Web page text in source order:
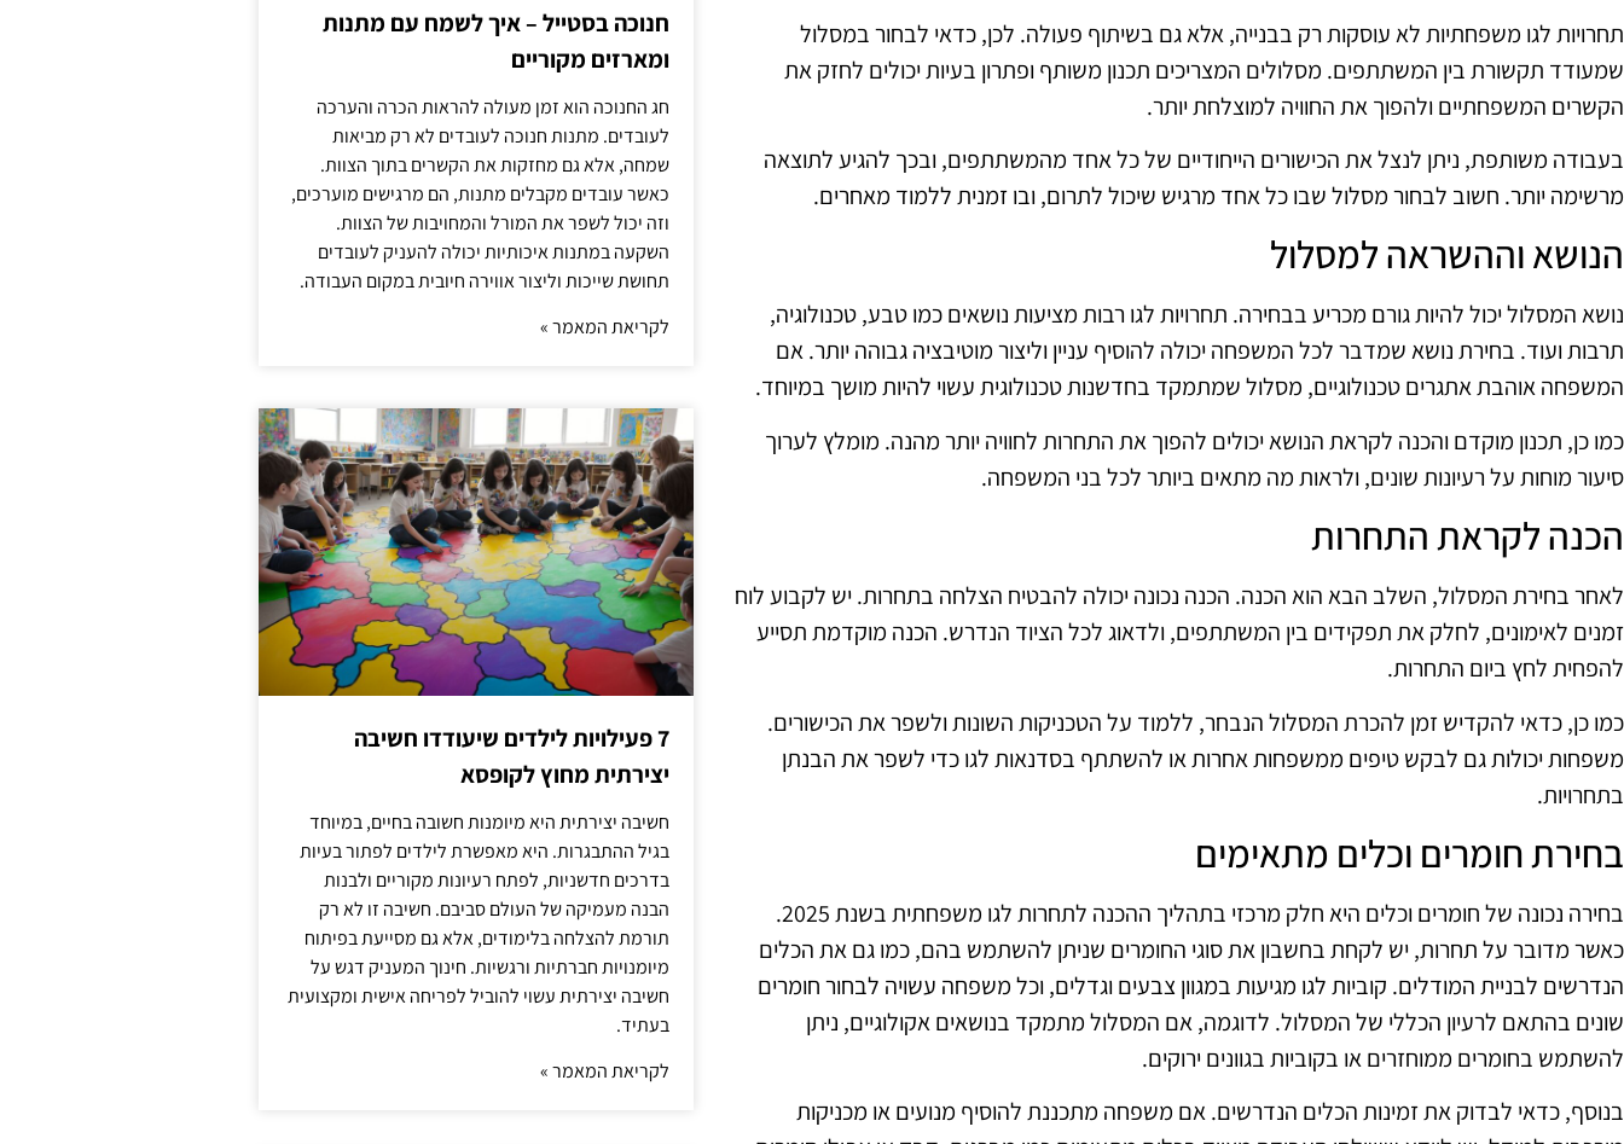
תחרויות לגו משפחתיות לא עוסקות רק בבנייה, אלא גם בשיתוף פעולה. לכן, כדאי לבחור במסלול
שמעודד תקשורת בין המשתתפים. מסלולים המצריכים תכנון משותף ופתרון בעיות יכולים לחזק את
הקשרים המשפחתיים ולהפוך את החוויה למוצלחת יותר.
בעבודה משותפת, ניתן לנצל את הכישורים הייחודיים של כל אחד מהמשתתפים, ובכך להגיע לתוצאה
מרשימה יותר. חשוב לבחור מסלול שבו כל אחד מרגיש שיכול לתרום, ובו זמנית ללמוד מאחרים.
הנושא וההשראה למסלול
נושא המסלול יכול להיות גורם מכריע בבחירה. תחרויות לגו רבות מציעות נושאים כמו טבע, טכנולוגיה,
תרבות ועוד. בחירת נושא שמדבר לכל המשפחה יכולה להוסיף עניין וליצור מוטיבציה גבוהה יותר. אם
המשפחה אוהבת אתגרים טכנולוגיים, מסלול שמתמקד בחדשנות טכנולוגית עשוי להיות מושך במיוחד.
כמו כן, תכנון מוקדם והכנה לקראת הנושא יכולים להפוך את התחרות לחוויה יותר מהנה. מומלץ לערוך
סיעור מוחות על רעיונות שונים, ולראות מה מתאים ביותר לכל בני המשפחה.
הכנה לקראת התחרות
לאחר בחירת המסלול, השלב הבא הוא הכנה. הכנה נכונה יכולה להבטיח הצלחה בתחרות. יש לקבוע לוח
זמנים לאימונים, לחלק את תפקידים בין המשתתפים, ולדאוג לכל הציוד הנדרש. הכנה מוקדמת תסייע
להפחית לחץ ביום התחרות.
כמו כן, כדאי להקדיש זמן להכרת המסלול הנבחר, ללמוד על הטכניקות השונות ולשפר את הכישורים.
משפחות יכולות גם לבקש טיפים ממשפחות אחרות או להשתתף בסדנאות לגו כדי לשפר את הבנתן
בתחרויות.
בחירת חומרים וכלים מתאימים
בחירה נכונה של חומרים וכלים היא חלק מרכזי בתהליך ההכנה לתחרות לגו משפחתית בשנת 2025.
כאשר מדובר על תחרות, יש לקחת בחשבון את סוגי החומרים שניתן להשתמש בהם, כמו גם את הכלים
הנדרשים לבניית המודלים. קוביות לגו מגיעות במגוון צבעים וגדלים, וכל משפחה עשויה לבחור חומרים
שונים בהתאם לרעיון הכללי של המסלול. לדוגמה, אם המסלול מתמקד בנושאים אקולוגיים, ניתן
להשתמש בחומרים ממוחזרים או בקוביות בגוונים ירוקים.
בנוסף, כדאי לבדוק את זמינות הכלים הנדרשים. אם משפחה מתכננת להוסיף מנועים או מכניקות
חנוכה בסטייל – איך לשמח עם מתנות
ומארזים מקוריים
חג החנוכה הוא זמן מעולה להראות הכרה והערכה
לעובדים. מתנות חנוכה לעובדים לא רק מביאות
שמחה, אלא גם מחזקות את הקשרים בתוך הצוות.
כאשר עובדים מקבלים מתנות, הם מרגישים מוערכים,
וזה יכול לשפר את המורל והמחויבות של הצוות.
השקעה במתנות איכותיות יכולה להעניק לעובדים
תחושת שייכות וליצור אווירה חיובית במקום העבודה.
לקריאת המאמר »
7 פעילויות לילדים שיעודדו חשיבה
יצירתית מחוץ לקופסא
חשיבה יצירתית היא מיומנות חשובה בחיים, במיוחד
בגיל ההתבגרות. היא מאפשרת לילדים לפתור בעיות
בדרכים חדשניות, לפתח רעיונות מקוריים ולבנות
הבנה מעמיקה של העולם סביבם. חשיבה זו לא רק
תורמת להצלחה בלימודים, אלא גם מסייעת בפיתוח
מיומנויות חברתיות ורגשיות. חינוך המעניק דגש על
חשיבה יצירתית עשוי להוביל לפריחה אישית ומקצועית
בעתיד.
לקריאת המאמר »